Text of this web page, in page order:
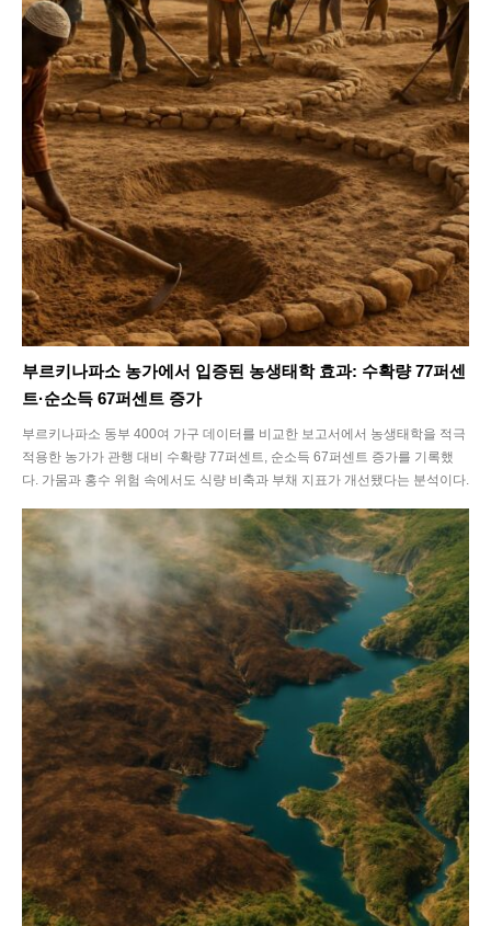
부르키나파소 농가에서 입증된 농생태학 효과: 수확량 77퍼센
트·순소득 67퍼센트 증가
부르키나파소 동부 400여 가구 데이터를 비교한 보고서에서 농생태학을 적극
적용한 농가가 관행 대비 수확량 77퍼센트, 순소득 67퍼센트 증가를 기록했
다. 가뭄과 홍수 위험 속에서도 식량 비축과 부채 지표가 개선됐다는 분석이다.